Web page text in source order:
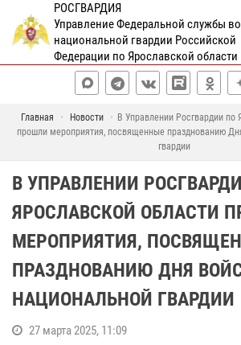
РОСГВАРДИЯ
Управление Федеральной службы
национальной гвардии Российской
Федерации по Ярославской области
Главная Новости
В Управлении Росгвардии по
прошли мероприятия, посвященные празднованию
гвардии
В УПРАВЛЕНИИ
ЯРОСЛАВСКОЙ ОБЛАСТИ
МЕРОПРИЯТИЯ,
ПРАЗДНОВАНИЮ ДНЯ
НАЦИОНАЛЬНОЙ ГВАРДИИ
27 марта 2025, 11:09